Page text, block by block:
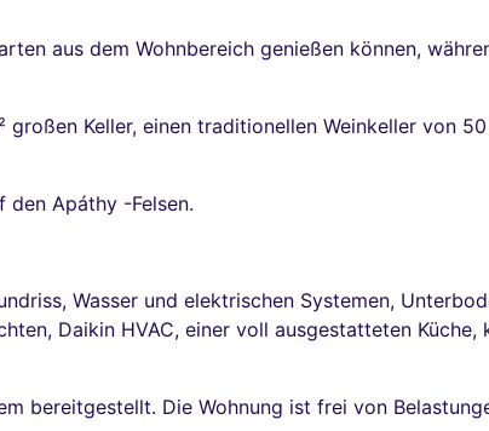
aus dem Wohnbereich genießen können,
Keller, einen traditionellen Weinkeller von
Apáthy -Felsen.
Wasser und elektrischen Systemen,
Daikin HVAC, einer voll ausgestatteten
bereitgestellt. Die Wohnung ist frei von